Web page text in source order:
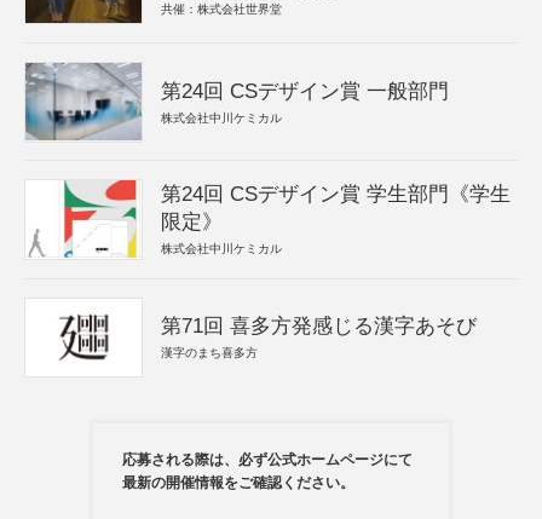
共催：株式会社世界堂
第24回 CSデザイン賞 一般部門
株式会社中川ケミカル
第24回 CSデザイン賞 学生部門《学生
限定》
株式会社中川ケミカル
第71回 喜多方発感じる漢字あそび
漢字のまち喜多方
応募される際は、必ず公式ホームページにて
最新の開催情報をご確認ください。